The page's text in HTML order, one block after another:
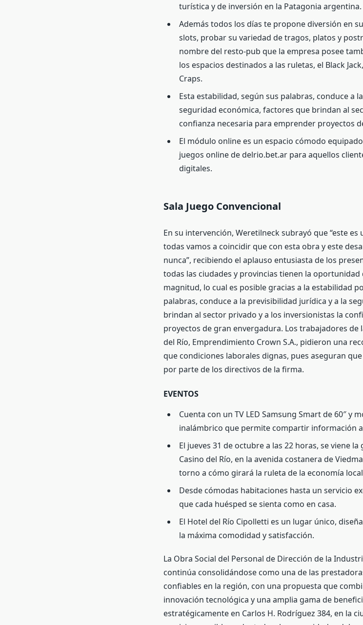
turística y de inversión en la Patagonia argentina.
Además todos los días te propone diversión en
slots, probar su variedad de tragos, platos y
nombre del resto-pub que la empresa posee
los espacios destinados a las ruletas, el Black
Craps.
Esta estabilidad, según sus palabras, conduce a
seguridad económica, factores que brindan al
confianza necesaria para emprender proyectos
El módulo online es un espacio cómodo
juegos online de delrio.bet.ar para aquellos
digitales.
Sala Juego Convencional
En su intervención, Weretilneck subrayó que “este
todas vamos a coincidir que con esta obra y este
nunca”, recibiendo el aplauso entusiasta de los
todas las ciudades y provincias tienen la
magnitud, lo cual es posible gracias a la estabilidad
palabras, conduce a la previsibilidad jurídica y a la
brindan al sector privado y a los inversionistas la
proyectos de gran envergadura. Los trabajadores de
del Río, Emprendimiento Crown S.A., pidieron una
que condiciones laborales dignas, pues aseguran
por parte de los directivos de la firma.
EVENTOS
Cuenta con un TV LED Samsung Smart de 60″ y
inalámbrico que permite compartir información
El jueves 31 de octubre a las 22 horas, se viene
Casino del Río, en la avenida costanera de
torno a cómo girará la ruleta de la economía
Desde cómodas habitaciones hasta un servicio
que cada huésped se sienta como en casa.
El Hotel del Río Cipolletti es un lugar único,
la máxima comodidad y satisfacción.
La Obra Social del Personal de Dirección de la
continúa consolidándose como una de las
confiables en la región, con una propuesta que
innovación tecnológica y una amplia gama de
estratégicamente en Carlos H. Rodríguez 384, en la